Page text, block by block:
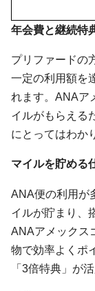
年会費と継続特
プリファードの
一定の利用額を
れます。ANAア
イルがもらえる
にとってはわか
マイルを貯める
ANA便の利用が
イルが貯まり、
ANAアメックス
物で効率よくポ
「3倍特典」が